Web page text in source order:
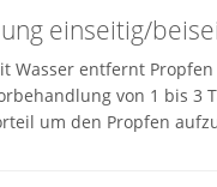
einseitig/
Wasser entfernt
von 1 bis 3
um den Propfen